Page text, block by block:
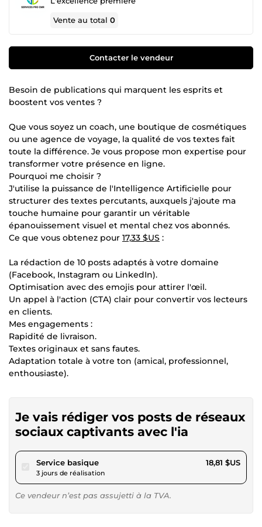
Vente au total0
Contacter le vendeur
Besoin de publications qui marquent les esprits et
boostent vos ventes ?
Que vous soyez un coach, une boutique de cosmétiques
ou une agence de voyage, la qualité de vos textes fait
toute la différence. Je vous propose mon expertise pour
transformer votre présence en ligne.
Pourquoi me choisir ?
J'utilise la puissance de l'Intelligence Artificielle pour
structurer des textes percutants, auxquels j'ajoute ma
touche humaine pour garantir un véritable
épanouissement visuel et mental chez vos abonnés.
Ce que vous obtenez pour 17,33 $US :
La rédaction de 10 posts adaptés à votre domaine
(Facebook, Instagram ou LinkedIn).
Optimisation avec des emojis pour attirer l'œil.
Un appel à l'action (CTA) clair pour convertir vos lecteurs
en clients.
Mes engagements :
Rapidité de livraison.
Textes originaux et sans fautes.
Adaptation totale à votre ton (amical, professionnel,
enthousiaste).
Je vais rédiger vos posts de réseaux
sociaux captivants avec l'ia
Service basiquepour 17,33 $US
3 jours de réalisation
18,81 $US
Ce vendeur n’est pas assujetti à la TVA.